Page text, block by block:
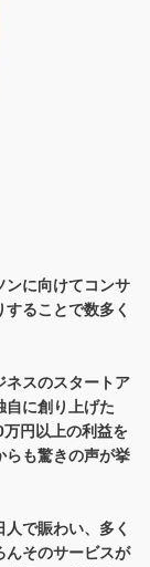
ンに向けてコンサ
ることで数多く
ネスのスタートア
自に創り上げた
万円以上の利益を
らも驚きの声が挙
で賑わい、多く
んそのサービスが